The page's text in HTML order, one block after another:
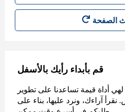
قم بأبداء رأيك بالأسفل
أداة قيمة تساعدنا على تطوير
آراءك، ونرد عليها، بناء على